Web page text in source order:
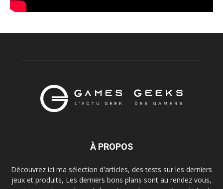
À PROPOS
Découvrez ici ma sélection d'articles, des tests sur les derniers
jeux et produits, Les derniers bons plans sont au rendez vous,